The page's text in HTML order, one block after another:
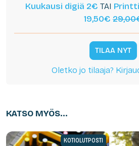
Kuukausi digiä 2€ TAI
19,50€
TILAA NYT
Oletko jo tilaaja?
KATSO MYÖS...
KOTIOLUTPOSTI